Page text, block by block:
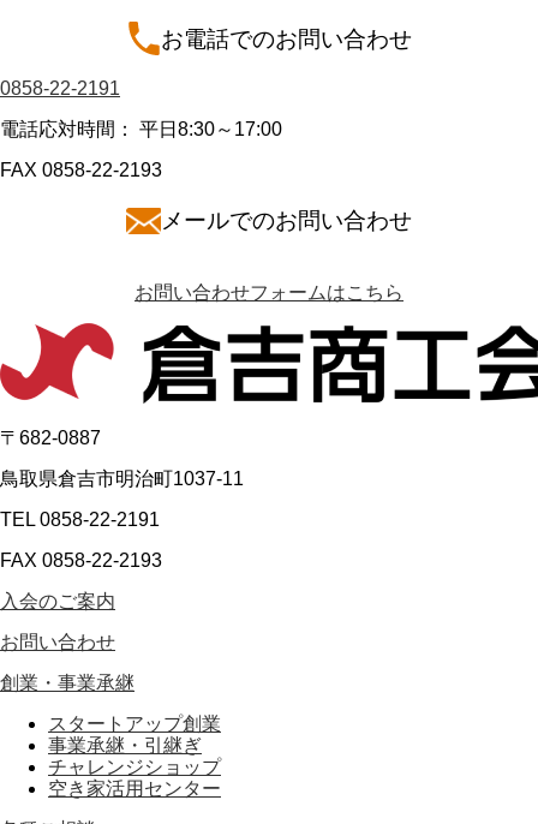
お電話でのお問い合わせ
0858-22-2191
電話応対時間： 平日8:30～17:00
FAX 0858-22-2193
メールでのお問い合わせ
お問い合わせフォームはこちら
〒682-0887
鳥取県倉吉市明治町1037-11
TEL 0858-22-2191
FAX 0858-22-2193
入会のご案内
お問い合わせ
創業・事業承継
スタートアップ創業
事業承継・引継ぎ
チャレンジショップ
空き家活用センター